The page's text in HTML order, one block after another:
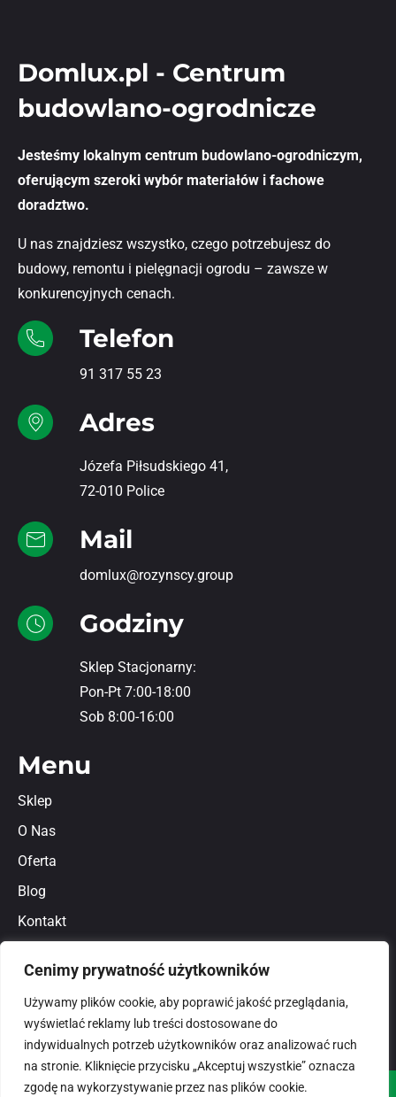
Cenimy prywatność użytkowników
Używamy plików cookie, aby poprawić jakość przeglądania,
wyświetlać reklamy lub treści dostosowane do
indywidualnych potrzeb użytkowników oraz analizować ruch
na stronie. Kliknięcie przycisku „Akceptuj wszystkie” oznacza
zgodę na wykorzystywanie przez nas plików cookie.
Domlux.pl - Centrum
budowlano-ogrodnicze
Jesteśmy lokalnym centrum budowlano-ogrodniczym,
oferującym szeroki wybór materiałów i fachowe
doradztwo.
U nas znajdziesz wszystko, czego potrzebujesz do
budowy, remontu i pielęgnacji ogrodu – zawsze w
konkurencyjnych cenach.
Telefon
91 317 55 23
Adres
Józefa Piłsudskiego 41,
72-010 Police
Mail
domlux@rozynscy.group
Godziny
Sklep Stacjonarny:
Pon-Pt 7:00-18:00
Sob 8:00-16:00
Menu
Sklep
O Nas
Oferta
Blog
Kontakt
Polityka prywatności